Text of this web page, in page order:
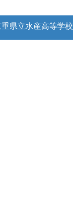
県立水産高等学校